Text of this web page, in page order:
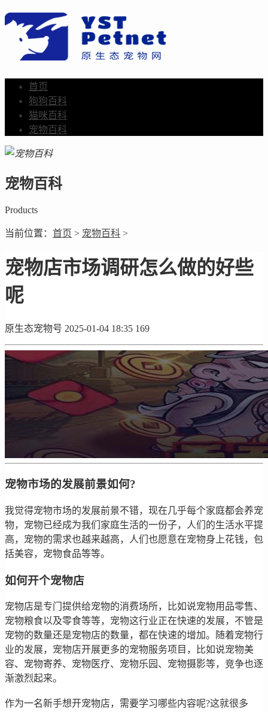
首页
狗狗百科
猫咪百科
宠物百科
宠物百科
Products
当前位置： 首页 > 宠物百科 >
宠物店市场调研怎么做的好些
呢
原生态宠物号 2025-01-04 18:35 169
宠物市场的发展前景如何?
我觉得宠物市场的发展前景不错，现在几乎每个家庭都会养宠
物，宠物已经成为我们家庭生活的一份子，人们的生活水平提
高，宠物的需求也越来越高，人们也愿意在宠物身上花钱，包
括美容，宠物食品等等。
如何开个宠物店
宠物店是专门提供给宠物的消费场所，比如说宠物用品零售、
宠物粮食以及零食等等，宠物这行业正在快速的发展，不管是
宠物的数量还是宠物店的数量，都在快速的增加。随着宠物行
业的发展，宠物店开展更多的宠物服务项目，比如说宠物美
容、宠物寄养、宠物医疗、宠物乐园、宠物摄影等，竞争也逐
渐激烈起来。
作为一名新手想开宠物店，需要学习哪些内容呢?这就很多